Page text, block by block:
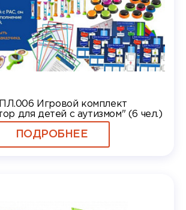
Игровой комплект
для детей с аутизмом" (6 чел.)
ПОДРОБНЕЕ